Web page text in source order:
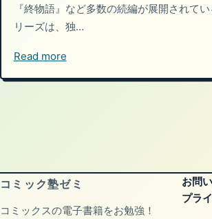
『終物語』など多数の続編が展開されて
リーズは、独…
Read more
コミック塾ゼミ
コミックスの電子書籍をお勉強！
お問
プラ